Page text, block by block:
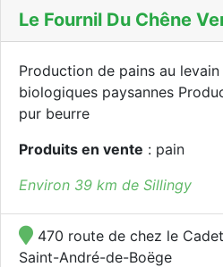
Le Fournil Du Chêne
Production de pains au
biologiques paysannes
pur beurre
Produits en vente : pain
Environ 39 km de Sillingy
470 route de chez le
Saint-André-de-Boëge